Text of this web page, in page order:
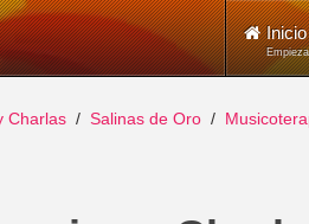
Inicio
Empieza
Charlas Salinas de Oro